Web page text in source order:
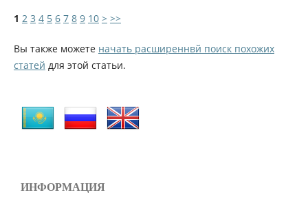
1 2 3 4 5 6 7 8 9 10 > >>
Вы также можете начать расширеннвй поиск похожих
статей для этой статьи.
ИНФОРМАЦИЯ